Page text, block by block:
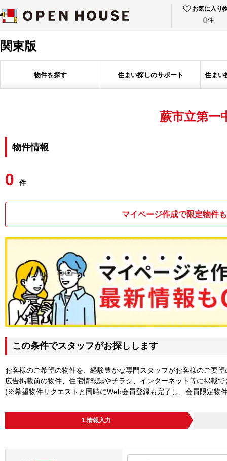
お気に入り
0件
関東版
物件を探す 住まい探しのサポート 住まい
蕨市立第一
物件情報
0 件
マイページ作成で限定物件
この条件でスタッフがお探しします
お客様のご希望の物件を、経験豊かな専門スタッフがお客様のご要望
広告掲載前の物件、住宅情報誌やチラシ、インターネット等に掲載
(※希望物件リクエストと同時にWeb会員登録も完了し、会員限定物
1.情報入力